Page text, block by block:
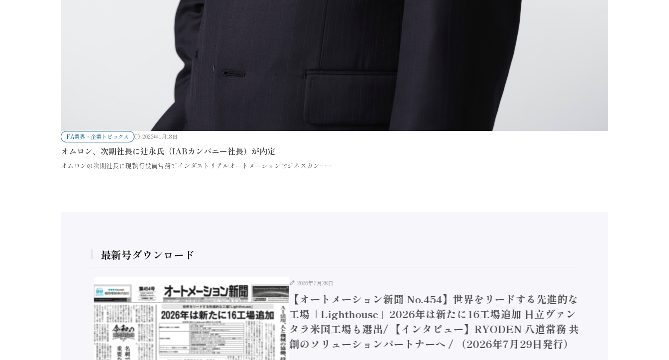
FA業界・企業トピックス 2023年1月18日
オムロン、次期社長に辻永氏（IABカンパニー社長）が内定
オムロンの次期社長に現執行役員常務でインダストリアルオートメーションビジネスカン……
最新号ダウンロード
2026年7月28日
【オートメーション新聞 No.454】世界をリードする先進的な
工場「Lighthouse」2026年は新たに16工場追加 日立ヴァン
タラ米国工場も選出/ 【インタビュー】RYODEN 八道常務 共
創のソリューションパートナーへ / （2026年7月29日発行）